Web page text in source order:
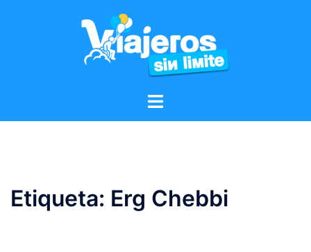
Etiqueta: Erg Chebbi